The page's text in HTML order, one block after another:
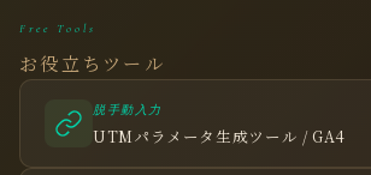
Free Tools
お役立ちツール
脱手動入力
UTMパラメータ生成ツール / GA4